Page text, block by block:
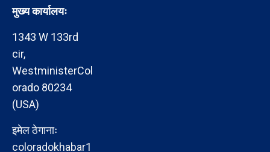
मुख्य कार्यालयः
1343 W 133rd
cir,
WestministerCol
orado 80234
(USA)
इमेल ठेगानाः
coloradokhabar1